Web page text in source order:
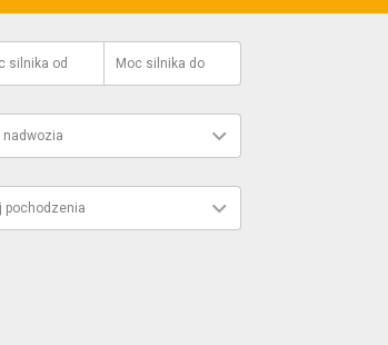
silnika od Moc silnika do
nadwozia
pochodzenia